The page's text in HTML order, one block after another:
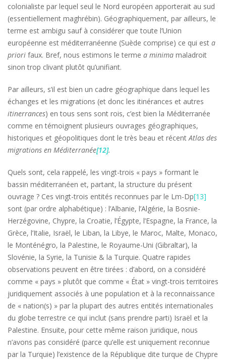
colonialiste par lequel seul le Nord européen apporterait au sud
(essentiellement maghrébin). Géographiquement, par ailleurs, le
terme est ambigu sauf à considérer que toute l’Union
européenne est méditerranéenne (Suède comprise) ce qui est a
priori faux. Bref, nous estimons le terme a minima maladroit
sinon trop clivant plutôt qu’unifiant.
Par ailleurs, s’il est bien un cadre géographique dans lequel les
échanges et les migrations (et donc les itinérances et autres
itinerrances) en tous sens sont rois, c’est bien la Méditerranée
comme en témoignent plusieurs ouvrages géographiques,
historiques et géopolitiques dont le très beau et récentAtlas des
migrations en Méditerranée[12].
Quels sont, cela rappelé, les vingt-trois « pays » formant le
bassin méditerranéen et, partant, la structure du présent
ouvrage ? Ces vingt-trois entités reconnues par le Lm-Dp[13]
sont (par ordre alphabétique) : l’Albanie, l’Algérie, la Bosnie-
Herzégovine, Chypre, la Croatie, l’Égypte, l’Espagne, la France, la
Grèce, l’Italie, Israël, le Liban, la Libye, le Maroc, Malte, Monaco,
le Monténégro, la Palestine, le Royaume-Uni (Gibraltar), la
Slovénie, la Syrie, la Tunisie & la Turquie. Quatre rapides
observations peuvent en être tirées : d’abord, on a considéré
comme « pays » plutôt que comme « État » vingt-trois territoires
juridiquement associés à une population et à la reconnaissance
de « nation(s) » par la plupart des autres entités internationales
du globe terrestre ce qui inclut (sans prendre parti) Israël et la
Palestine. Ensuite, pour cette même raison juridique, nous
n’avons pas considéré (parce qu’elle est uniquement reconnue
par la Turquie) l’existence de la République dite turque de Chypre